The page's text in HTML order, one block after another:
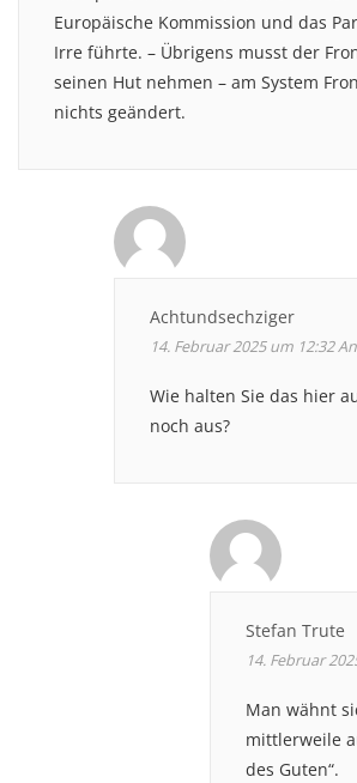
Europäische Kommission und das
Irre führte. – Übrigens musst der
seinen Hut nehmen – am System
nichts geändert.
Achtundsechziger
14. Februar 2025 um 12:32
Wie halten Sie das hier
noch aus?
Stefan Trute
14. Februar
Man wähnt
mittlerweile
des Guten“.